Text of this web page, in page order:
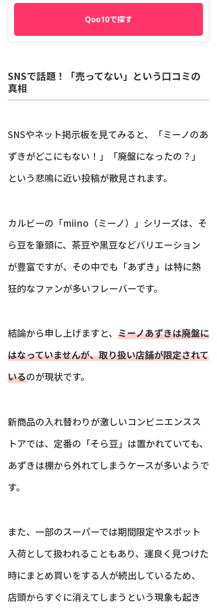
Qoo10で探す
SNSで話題！「売ってない」という口コミの
真相
SNSやネット掲示板を見てみると、「ミーノのあ
ずきがどこにもない！」「廃盤になったの？」
という悲鳴に近い投稿が散見されます。
カルビーの「miino（ミーノ）」シリーズは、そ
ら豆を筆頭に、茶豆や黒豆などバリエーション
が豊富ですが、その中でも「あずき」は特に熱
狂的なファンが多いフレーバーです。
結論から申し上げますと、 ミーノあずきは廃盤に
はなっていませんが、取り扱い店舗が限定されて
いるのが現状です。
新商品の入れ替わりが激しいコンビニエンスス
トアでは、定番の「そら豆」は置かれていても、
あずきは棚から外れてしまうケースが多いようで
す。
また、一部のスーパーでは期間限定やスポット
入荷として扱われることもあり、運良く見つけた
時にまとめ買いをする人が続出しているため、
店頭からすぐに消えてしまうという現象も起き